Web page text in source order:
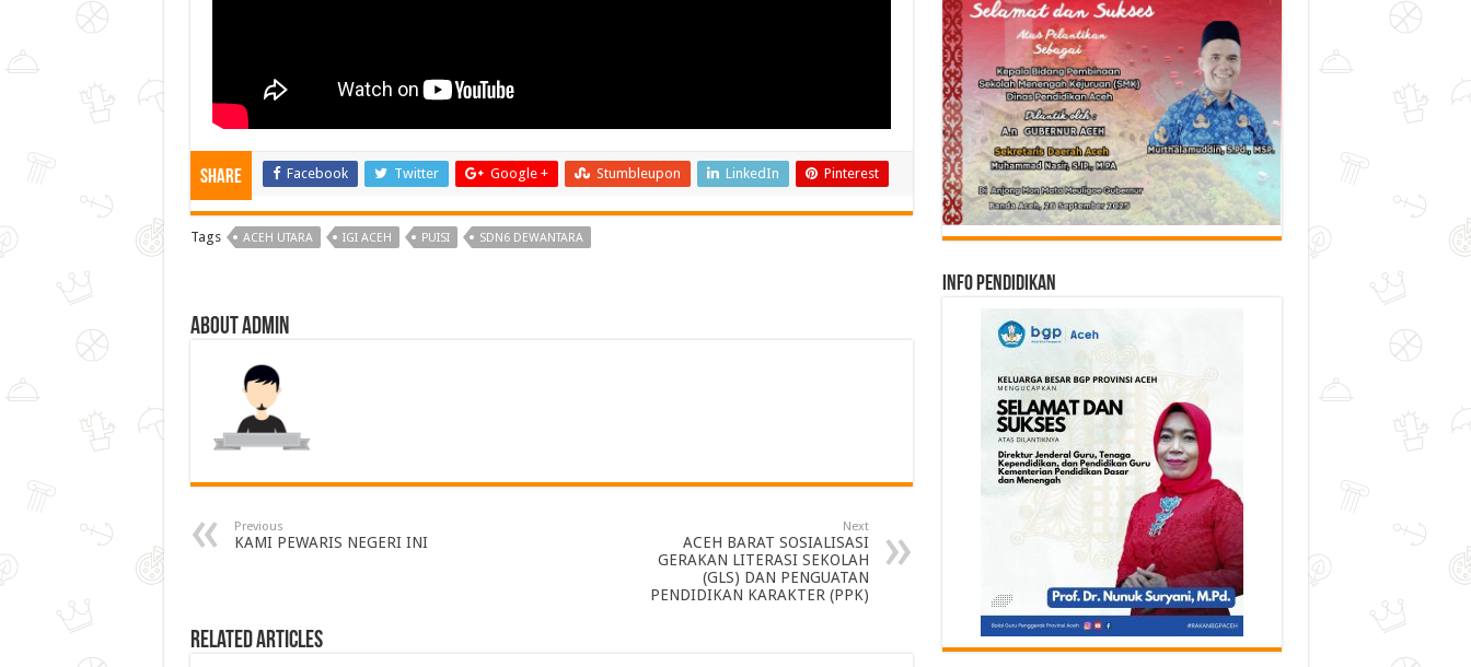
Share Facebook Twitter Google + Stumbleupon LinkedIn Pinterest
Tags ACEH UTARA IGI ACEH PUISI SDN6 DEWANTARA
About admin
Previous
KAMI PEWARIS NEGERI INI
Next
ACEH BARAT SOSIALISASI
GERAKAN LITERASI SEKOLAH
(GLS) DAN PENGUATAN
PENDIDIKAN KARAKTER (PPK)
Related Articles
Info Pendidikan